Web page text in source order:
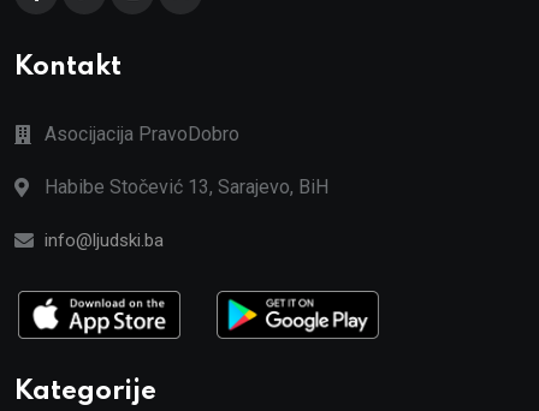
Kontakt
Asocijacija PravoDobro
Habibe Stočević 13, Sarajevo, BiH
info@ljudski.ba
Kategorije